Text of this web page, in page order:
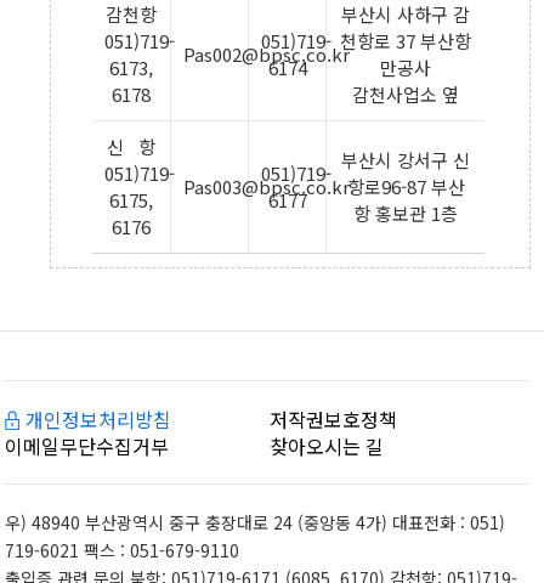
감천항
051)719-
6173,
6178
Pas002@bpsc.co.kr
051)719-
6174
부산시 사하구 감
천항로 37 부산항
만공사
감천사업소 옆
신 항
051)719-
6175,
6176
Pas003@bpsc.co.kr
051)719-
6177
부산시 강서구 신
항로96-87 부산
항 홍보관 1층
개인정보처리방침
저작권보호정책
이메일무단수집거부
찾아오시는 길
우) 48940 부산광역시 중구 충장대로 24 (중앙동 4가) 대표전화 : 051)
719-6021 팩스 : 051-679-9110
출입증 관련 문의 북항: 051)719-6171 (6085, 6170) 감천항: 051)719-